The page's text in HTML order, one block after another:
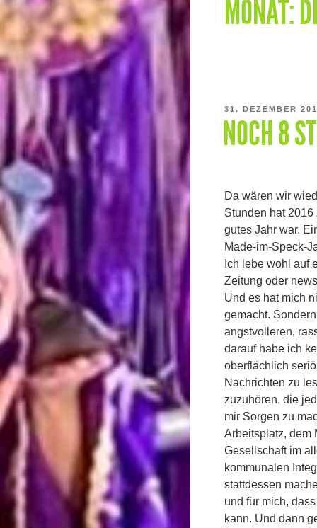
MONAT:
VERÖFFENTLICHT
AM
31. DEZEMBER
NOCH 8
Da wären wir
Stunden hat
gutes Jahr war.
Made-im-Speck-
Ich lebe wohl auf
Zeitung oder
Und es hat mich
gemacht.
angstvolleren,
darauf habe ich
oberflächlich
Nachrichten zu
zuzuhören, die
mir Sorgen zu
Arbeitsplatz, dem
Gesellschaft im
kommunalen
stattdessen
und für mich,
kann. Und dann